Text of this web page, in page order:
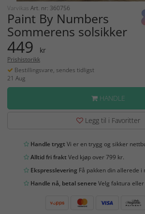
Varvikas Art. nr: 360756
Paint By Numbers
Sommerens solsikker
449 kr
Prishistorikk
Bestillingsvare, sendes tidligst
21 Aug
HANDLE
Legg til i Favoritter
Handle trygtVi er en trygg og sikker
Alltid fri fraktVed kjøp over 799 kr.
Ekspresslevering Få pakken din allerede i
Handle nå, betal senereVelg faktura